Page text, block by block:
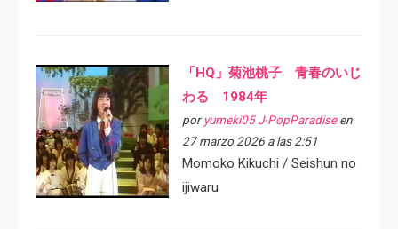
「HQ」菊池桃子 青春のいじ
わる 1984年
por yumeki05 J-PopParadiseen
27 marzo 2026 a las 2:51
Momoko Kikuchi / Seishun no
ijiwaru